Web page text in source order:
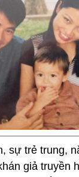
sự trẻ trung,
giả truyền